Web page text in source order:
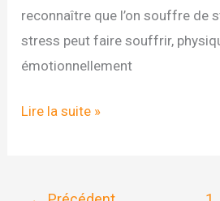
reconnaître que l’on souffre de
stress peut faire souffrir,
émotionnellement
Comment
Lire la suite »